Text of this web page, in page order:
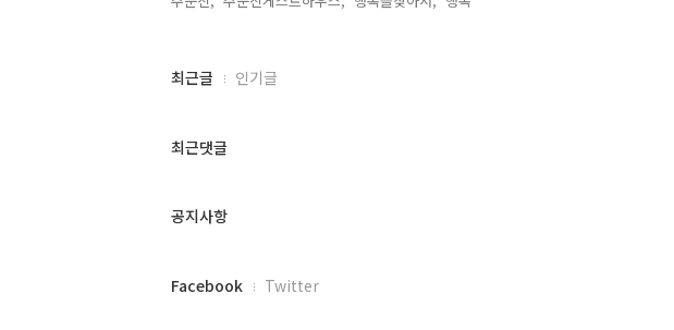
최
과
글
최근글 인기글
최근댓글
공지사항
페
Facebook Twitter